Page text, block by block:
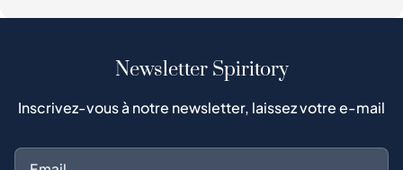
Newsletter Spiritory
Inscrivez-vous à notre newsletter, laissez votre e-mail